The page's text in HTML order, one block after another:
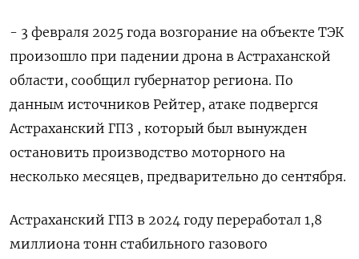
- 3 февраля 2025 года возгорание на объекте ТЭК
произошло при падении дрона в Астраханской
области, сообщил губернатор региона. По
данным источников Рейтер, атаке подвергся
Астраханский ГПЗ , который был вынужден
остановить производство моторного на
несколько месяцев, предварительно до сентября.
Астраханский ГПЗ в 2024 году переработал 1,8
миллиона тонн стабильного газового